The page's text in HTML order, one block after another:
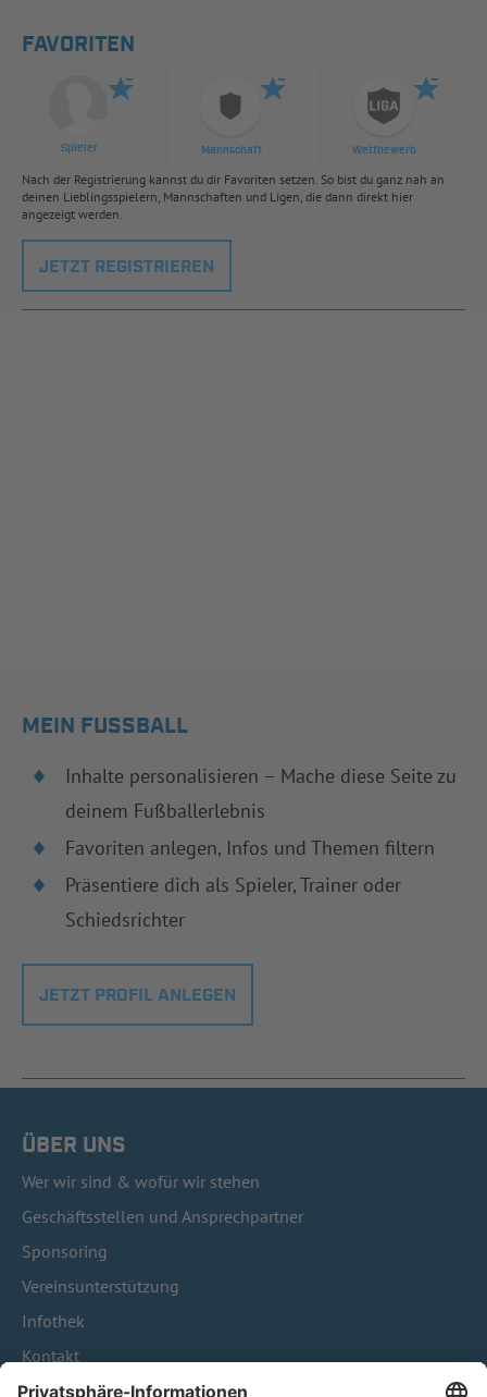
FAVORITEN
Spieler Mannschaft Wettbewerb
Nach der Registrierung kannst du dir Favoriten setzen. So bist du ganz nah an
deinen Lieblingsspielern, Mannschaften und Ligen, die dann direkt hier
angezeigt werden.
JETZT REGISTRIEREN
MEIN FUSSBALL
Inhalte personalisieren – Mache diese Seite zu
deinem Fußballerlebnis
Favoriten anlegen, Infos und Themen filtern
Präsentiere dich als Spieler, Trainer oder
Schiedsrichter
JETZT PROFIL ANLEGEN
ÜBER UNS
Wer wir sind & wofür wir stehen
Geschäftsstellen und Ansprechpartner
Sponsoring
Vereinsunterstützung
Infothek
Kontakt